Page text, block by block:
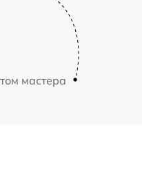
мастера